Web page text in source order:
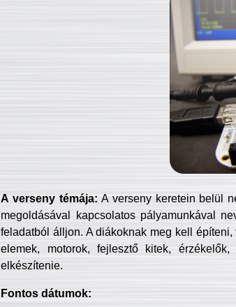
A verseny témája: A verseny keretein belül
megoldásával kapcsolatos pályamunkával
feladatból álljon. A diákoknak meg kell
elemek, motorok, fejlesztő kitek,
elkészítenie.
Fontos dátumok: